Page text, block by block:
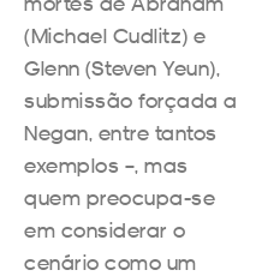
(Michael Cudlitz) e
Glenn (Steven Yeun),
submissão forçada a
Negan, entre tantos
exemplos –, mas
quem preocupa-se
em considerar o
cenário como um